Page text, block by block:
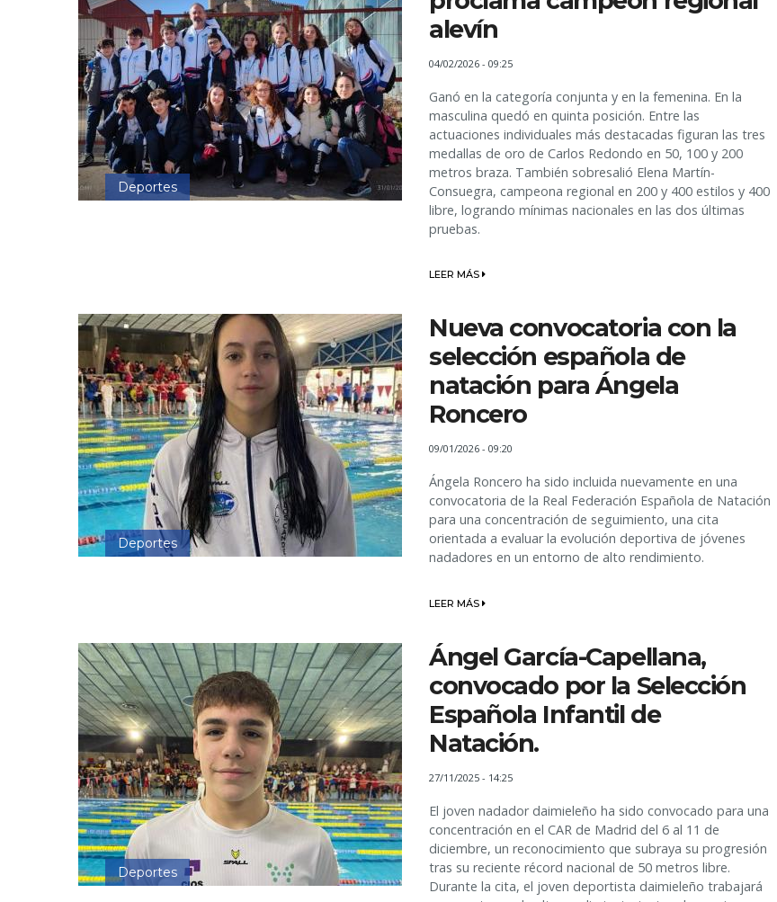
Deportes
alevín
04/02/2026 - 09:25
Ganó en la categoría conjunta y en la femenina. En la
masculina quedó en quinta posición. Entre las
actuaciones individuales más destacadas figuran las tres
medallas de oro de Carlos Redondo en 50, 100 y 200
metros braza. También sobresalió Elena Martín-
Consuegra, campeona regional en 200 y 400 estilos y 400
libre, logrando mínimas nacionales en las dos últimas
pruebas.
LEER MÁS
Deportes
Nueva convocatoria con la
selección española de
natación para Ángela
Roncero
09/01/2026 - 09:20
Ángela Roncero ha sido incluida nuevamente en una
convocatoria de la Real Federación Española de Natación
para una concentración de seguimiento, una cita
orientada a evaluar la evolución deportiva de jóvenes
nadadores en un entorno de alto rendimiento.
LEER MÁS
Deportes
Ángel García-Capellana,
convocado por la Selección
Española Infantil de
Natación.
27/11/2025 - 14:25
El joven nadador daimieleño ha sido convocado para una
concentración en el CAR de Madrid del 6 al 11 de
diciembre, un reconocimiento que subraya su progresión
tras su reciente récord nacional de 50 metros libre.
Durante la cita, el joven deportista daimieleño trabajará